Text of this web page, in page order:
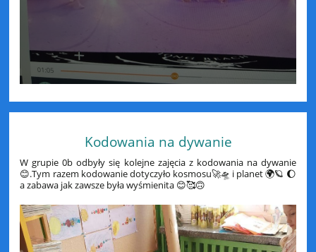
Kodowania na dywanie
W grupie 0b odbyły się kolejne zajęcia z kodowania na dywanie
😊.Tym razem kodowanie dotyczyło kosmosu🚀🛸 i planet 🌍🪐 🌔
a zabawa jak zawsze była wyśmienita 😊🥰🙃